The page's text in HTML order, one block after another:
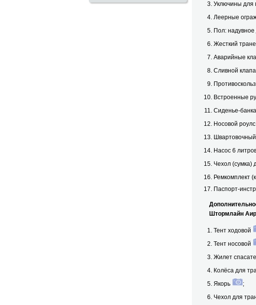
Уключины для
Леерные
Пол:
Жесткий
Аварийные
Сливной
Встроенные
Сиденье-
Носовой
Насос 6
Чехол (сумка)
Ремкомплект
Паспорт-
Штормлайн
Тент ходовой
Тент носовой
Жилет
Колёса для
Якорь
;
Чехол для